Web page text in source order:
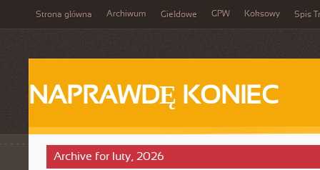
Strona główna Archiwum Giełdowe GPW Koksowy Spis
NAPRAWDĘ KONIEC
Archive for luty, 2026